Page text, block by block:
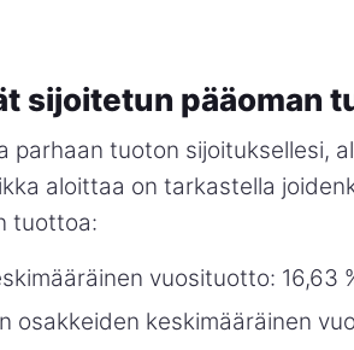
sijoitetun pääoman
parhaan tuoton sijoituksellesi,
aloittaa on tarkastella
tuottoa:
vuosituotto: 16,63
osakkeiden keskimääräinen